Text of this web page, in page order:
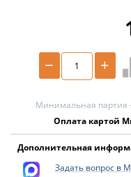
+
−
Минимальная партия
Оплата картой
Дополнительная
Задать вопрос в